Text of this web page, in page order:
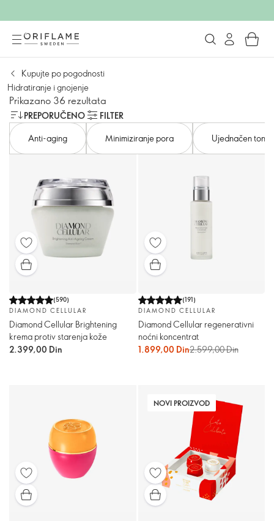
Kupujte po pogodnosti
Hidratiranje i gnojenje
Prikazano 36 rezultata
PREPORUČENO
FILTER
Anti-aging
Minimiziranje pora Ujednačen ton
(590)
DIAMOND CELLULAR
Diamond Cellular Brightening
krema protiv starenja kože
2.399,00 Din
(191)
DIAMOND CELLULAR
Diamond Cellular regenerativni
noćni koncentrat
1.899,00 Din2.599,00 Din
NOVI PROIZVOD